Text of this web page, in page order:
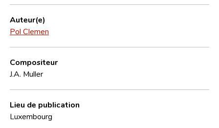
Auteur(e)
Pol Clemen
Compositeur
J.A. Muller
Lieu de publication
Luxembourg